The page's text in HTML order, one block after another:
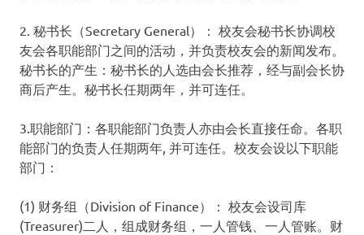
2. 秘书长（Secretary General）： 校友会秘书长协调校
友会各职能部门之间的活动，并负责校友会的新闻发布。
秘书长的产生：秘书长的人选由会长推荐，经与副会长协
商后产生。秘书长任期两年，并可连任。
3.职能部门：各职能部门负责人亦由会长直接任命。各职
能部门的负责人任期两年, 并可连任。校友会设以下职能
部门：
(1) 财务组（Division of Finance）： 校友会设司库
(Treasurer)二人，组成财务组，一人管钱、一人管账。财